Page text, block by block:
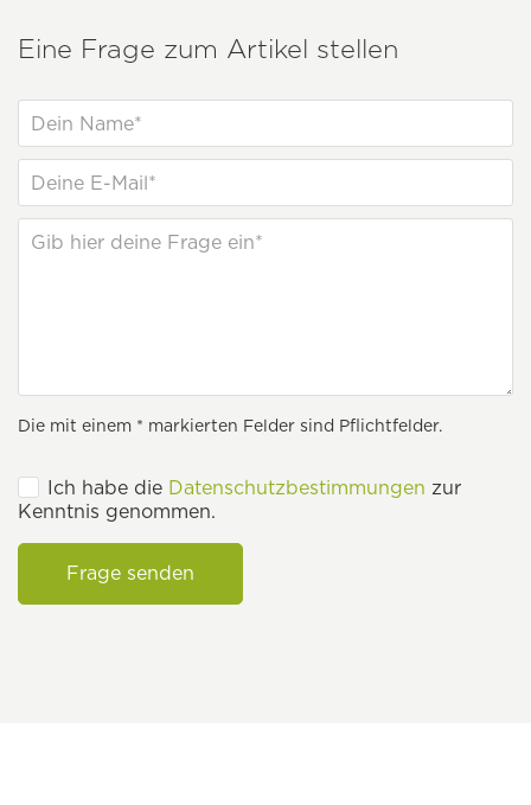
Eine Frage zum Artikel stellen
Die mit einem * markierten Felder sind Pflichtfelder.
Ich habe die Datenschutzbestimmungen zur
Kenntnis genommen.
Frage senden